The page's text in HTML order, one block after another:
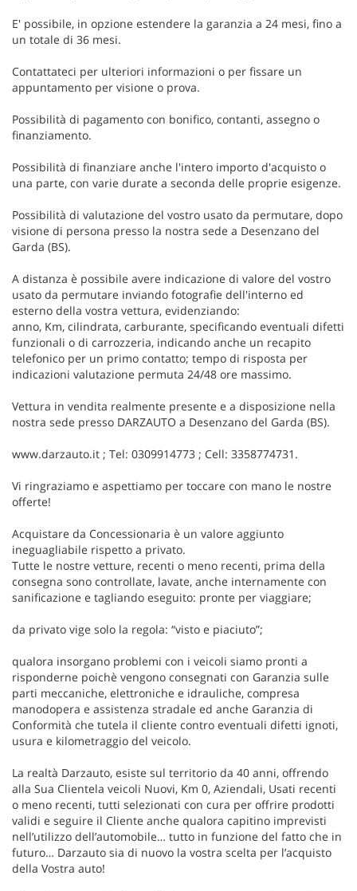
E' possibile, in opzione estendere la garanzia a 24 mesi, fino a
un totale di 36 mesi.
Contattateci per ulteriori informazioni o per fissare un
appuntamento per visione o prova.
Possibilità di pagamento con bonifico, contanti, assegno o
finanziamento.
Possibilità di finanziare anche l'intero importo d'acquisto o
una parte, con varie durate a seconda delle proprie esigenze.
Possibilità di valutazione del vostro usato da permutare, dopo
visione di persona presso la nostra sede a Desenzano del
Garda (BS).
A distanza è possibile avere indicazione di valore del vostro
usato da permutare inviando fotografie dell'interno ed
esterno della vostra vettura, evidenziando:
anno, Km, cilindrata, carburante, specificando eventuali difetti
funzionali o di carrozzeria, indicando anche un recapito
telefonico per un primo contatto; tempo di risposta per
indicazioni valutazione permuta 24/48 ore massimo.
Vettura in vendita realmente presente e a disposizione nella
nostra sede presso DARZAUTO a Desenzano del Garda (BS).
www.darzauto.it ; Tel: 0309914773 ; Cell: 3358774731.
Vi ringraziamo e aspettiamo per toccare con mano le nostre
offerte!
Acquistare da Concessionaria è un valore aggiunto
ineguagliabile rispetto a privato.
Tutte le nostre vetture, recenti o meno recenti, prima della
consegna sono controllate, lavate, anche internamente con
sanificazione e tagliando eseguito: pronte per viaggiare;
da privato vige solo la regola: “visto e piaciuto”;
qualora insorgano problemi con i veicoli siamo pronti a
risponderne poichè vengono consegnati con Garanzia sulle
parti meccaniche, elettroniche e idrauliche, compresa
manodopera e assistenza stradale ed anche Garanzia di
Conformità che tutela il cliente contro eventuali difetti ignoti,
usura e kilometraggio del veicolo.
La realtà Darzauto, esiste sul territorio da 40 anni, offrendo
alla Sua Clientela veicoli Nuovi, Km 0, Aziendali, Usati recenti
o meno recenti, tutti selezionati con cura per offrire prodotti
validi e seguire il Cliente anche qualora capitino imprevisti
nell’utilizzo dell’automobile… tutto in funzione del fatto che in
futuro… Darzauto sia di nuovo la vostra scelta per l’acquisto
della Vostra auto!